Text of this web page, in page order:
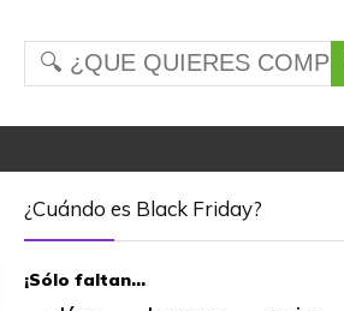
¿Cuándo es Black Friday?
¡Sólo faltan…